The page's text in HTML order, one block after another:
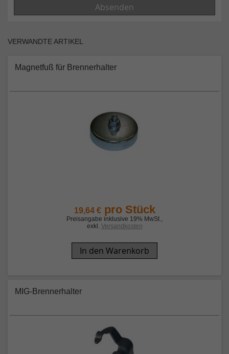
Absenden
VERWANDTE ARTIKEL
Magnetfuß für Brennerhalter
19,64 € pro Stück
Preisangabe inklusive 19% MwSt.,
exkl. Versandkosten
In den Warenkorb
MIG-Brennerhalter